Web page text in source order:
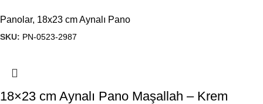
Panolar, 18x23 cm Aynalı Pano
SKU: PN-0523-2987
18×23 cm Aynalı Pano Maşallah – Krem